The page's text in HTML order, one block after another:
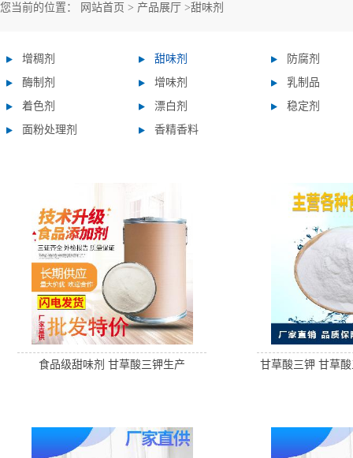
您当前的位置： 网站首页 > 产品展厅 >甜味剂
增稠剂 甜味剂
防腐剂
酶制剂
增味剂
乳制品
着色剂
漂白剂
稳定剂
面粉处理剂
香精香料
食品级甜味剂 甘草酸三钾生产 甘草酸三钾 甘草